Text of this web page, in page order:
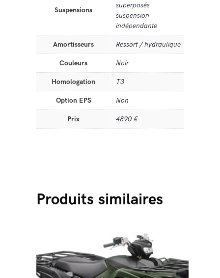
Suspensions
superposés
suspension
indépendante
Amortisseurs Ressort / hydraulique
Couleurs Noir
Homologation T3
Option EPS Non
Prix 4890 €
Produits similaires